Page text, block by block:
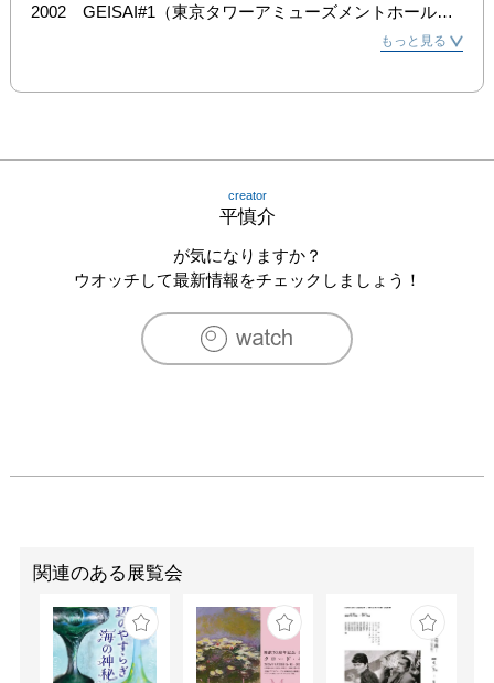
2002　GEISAI#1（東京タワーアミューズメントホール）
24Ｆ）
2005　GEISAI#8 （東京ビックサイト）
第31回AJAC展（東京都美術館）
2006　GEISAI#10（東京ビックサイト）
第32回AJAC展（東京都美術館）
第8回SICF （スパイラルホール）
ガ倉庫)
ウッド大学）
タグボート サマーアワード (Art Complex
Center of Tokyo)
ACT ART COM (Art Complex Center of Tokyo)
もっと見る
creator
平慎介
が気になりますか？
ウオッチして最新情報をチェックしましょう！
関連のある展覧会